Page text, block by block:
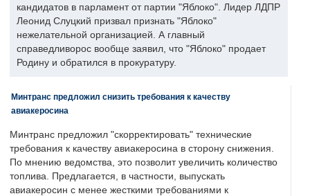
кандидатов в парламент от партии "Яблоко". Лидер ЛДПР
Леонид Слуцкий призвал признать "Яблоко"
нежелательной организацией. А главный
справедливорос вообще заявил, что "Яблоко" продает
Родину и обратился в прокуратуру.
Минтранс предложил снизить требования к качеству
авиакеросина
Минтранс предложил "скорректировать" технические
требования к качеству авиакеросина в сторону снижения.
По мнению ведомства, это позволит увеличить количество
топлива. Предлагается, в частности, выпускать
авиакеросин с менее жесткими требованиями к